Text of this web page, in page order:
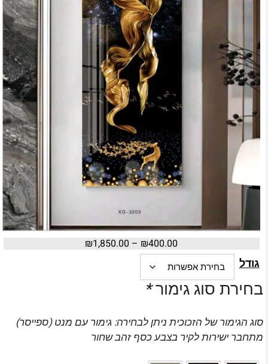
₪400.00
–
₪1,850.00
גודל
בחירת סוג גימור*
סוג הגימור של הזכוכית ניתן לבחירה: גימור עם מנט (ספייסר)
מתחבר ישירות לקיר בצבע כסף זהב שחור